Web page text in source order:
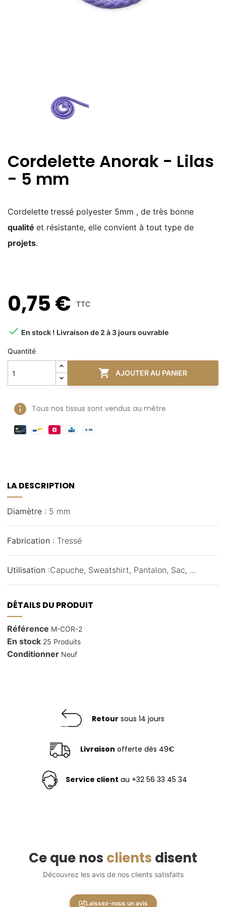
Cordelette Anorak - Lilas
- 5 mm
Cordelette tressé polyester 5mm , de très bonne
qualité et résistante, elle convient à tout type de
projets.
0,75 € TTC
 En stock ! Livraison de 2 à 3 jours ouvrable
Quantité
 AJOUTER AU PANIER
Tous nos tissus sont vendus au mètre
LA DESCRIPTION
Diamètre : 5 mm
Fabrication : Tressé
Utilisation :Capuche, Sweatshirt, Pantalon, Sac, ...
DÉTAILS DU PRODUIT
Référence M-COR-2
En stock 25 Produits
Conditionner Neuf
Retour sous 14 jours
Livraison offerte dès 49€
Service client au +32 56 33 45 34
Ce que nos clients disent
Découvrez les avis de nos clients satisfaits
Laissez-nous un avis